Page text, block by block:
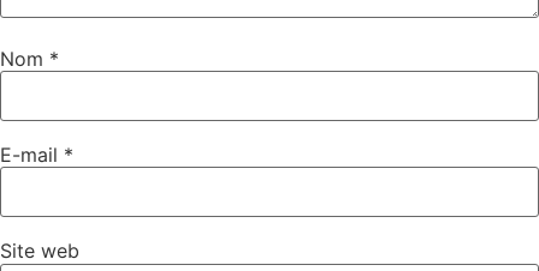
Nom *
E-mail *
Site web